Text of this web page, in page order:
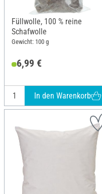
Füllwolle, 100 % reine
Schafwolle
Gewicht: 100 g
6,99 €
In den Warenkorb